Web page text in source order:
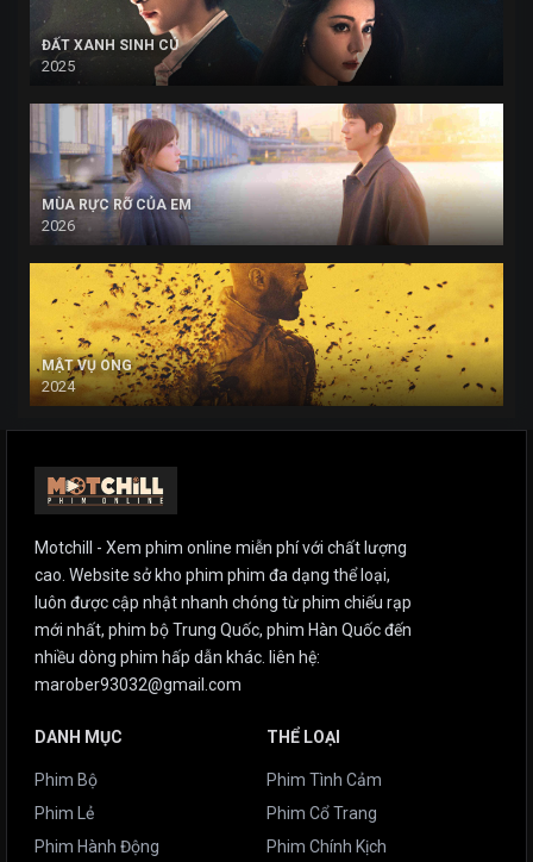
ĐẤT XANH SINH CÚ
2025
MÙA RỰC RỠ CỦA EM
2026
MẬT VỤ ONG
2024
Motchill - Xem phim online miễn phí với chất lượng
cao. Website sở kho phim phim đa dạng thể loại,
luôn được cập nhật nhanh chóng từ phim chiếu rạp
mới nhất, phim bộ Trung Quốc, phim Hàn Quốc đến
nhiều dòng phim hấp dẫn khác. liên hệ:
marober93032@gmail.com
DANH MỤC
Phim Bộ
Phim Lẻ
Phim Hành Động
THỂ LOẠI
Phim Tình Cảm
Phim Cổ Trang
Phim Chính Kịch